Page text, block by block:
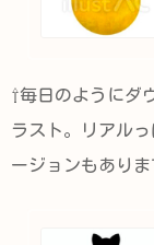
⇧毎日のようにダ
ラスト。リアル
ージョンもありま